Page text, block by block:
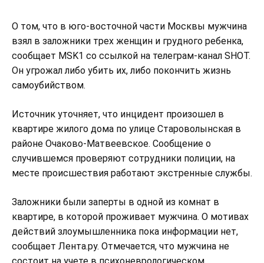
О том, что в юго-восточной части Москвы мужчина
взял в заложники трех женщин и грудного ребенка,
сообщает MSK1 со ссылкой на телеграм-канал SHOT.
Он угрожал либо убить их, либо покончить жизнь
самоубийством.
Источник уточняет, что инцидент произошел в
квартире жилого дома по улице Староволынская в
районе Очаково-Матвеевское. Сообщение о
случившемся проверяют сотрудники полиции, на
месте происшествия работают экстренные службы.
Заложники были заперты в одной из комнат в
квартире, в которой проживает мужчина. О мотивах
действий злоумышленника пока информации нет,
сообщает Лента.ру. Отмечается, что мужчина не